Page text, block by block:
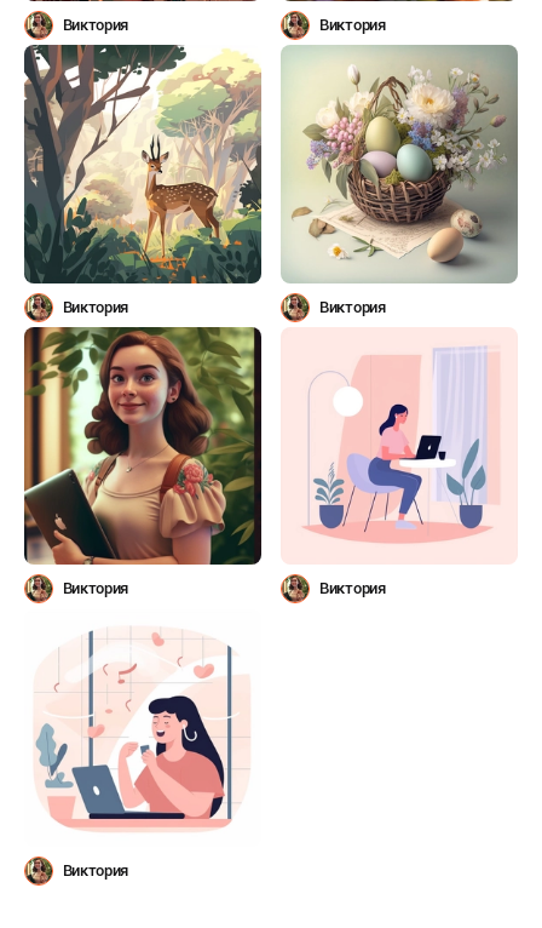
Виктория Виктория
Виктория Виктория
Виктория Виктория
Виктория